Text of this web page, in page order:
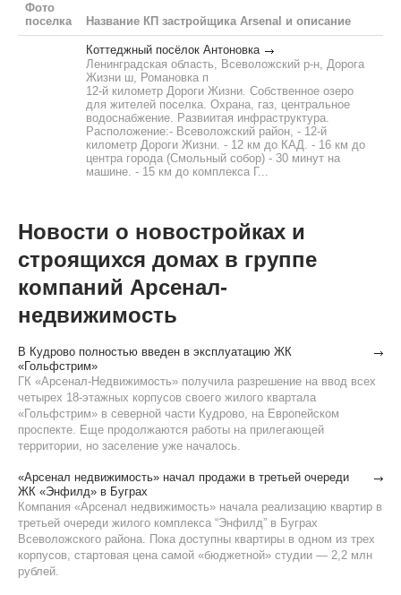
Фото
поселка
Название КП застройщика Arsenal и описание
Коттеджный посёлок Антоновка
Ленинградская область, Всеволожский р-н, Дорога
Жизни ш, Романовка п
12-й километр Дороги Жизни. Собственное озеро
для жителей поселка. Охрана, газ, центральное
водоснабжение. Развиитая инфраструктура.
Расположение:- Всеволожский район, - 12-й
километр Дороги Жизни. - 12 км до КАД. - 16 км до
центра города (Смольный собор) - 30 минут на
машине. - 15 км до комплекса Г...
Новости о новостройках и
строящихся домах в группе
компаний Арсенал-
недвижимость
В Кудрово полностью введен в эксплуатацию ЖК
«Гольфстрим»
ГК «Арсенал-Недвижимость» получила разрешение на ввод всех
четырех 18-этажных корпусов своего жилого квартала
«Гольфстрим» в северной части Кудрово, на Европейском
проспекте. Еще продолжаются работы на прилегающей
территории, но заселение уже началось.
«Арсенал недвижимость» начал продажи в третьей очереди
ЖК «Энфилд» в Буграх
Компания «Арсенал недвижимость» начала реализацию квартир в
третьей очереди жилого комплекса “Энфилд” в Буграх
Всеволожского района. Пока доступны квартиры в одном из трех
корпусов, стартовая цена самой «бюджетной» студии — 2,2 млн
рублей.